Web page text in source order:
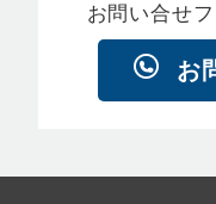
お問い合せ
お